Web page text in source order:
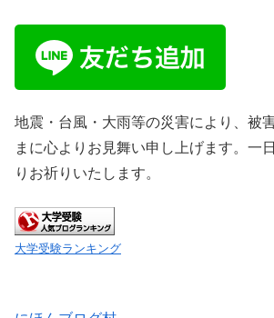
地震・台風・大雨等の災害により、被
まに心よりお見舞い申し上げます。一
りお祈りいたします。
大学受験ランキング